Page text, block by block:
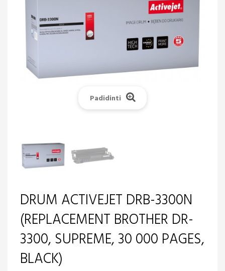
Padidinti
DRUM ACTIVEJET DRB-3300N
(REPLACEMENT BROTHER DR-
3300, SUPREME, 30 000 PAGES,
BLACK)